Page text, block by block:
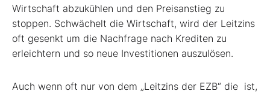
Wirtschaft abzukühlen und den Preisanstieg zu
stoppen. Schwächelt die Wirtschaft, wird der Leitzins
oft gesenkt um die Nachfrage nach Krediten zu
erleichtern und so neue Investitionen auszulösen.
Auch wenn oft nur von dem „Leitzins der EZB“ die ist,